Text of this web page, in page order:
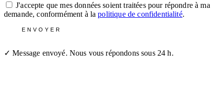
J'accepte que mes données soient traitées pour répondre à ma
demande, conformément à lapolitique de confidentialité.
ENVOYER
✓ Message envoyé. Nous vous répondons sous 24 h.